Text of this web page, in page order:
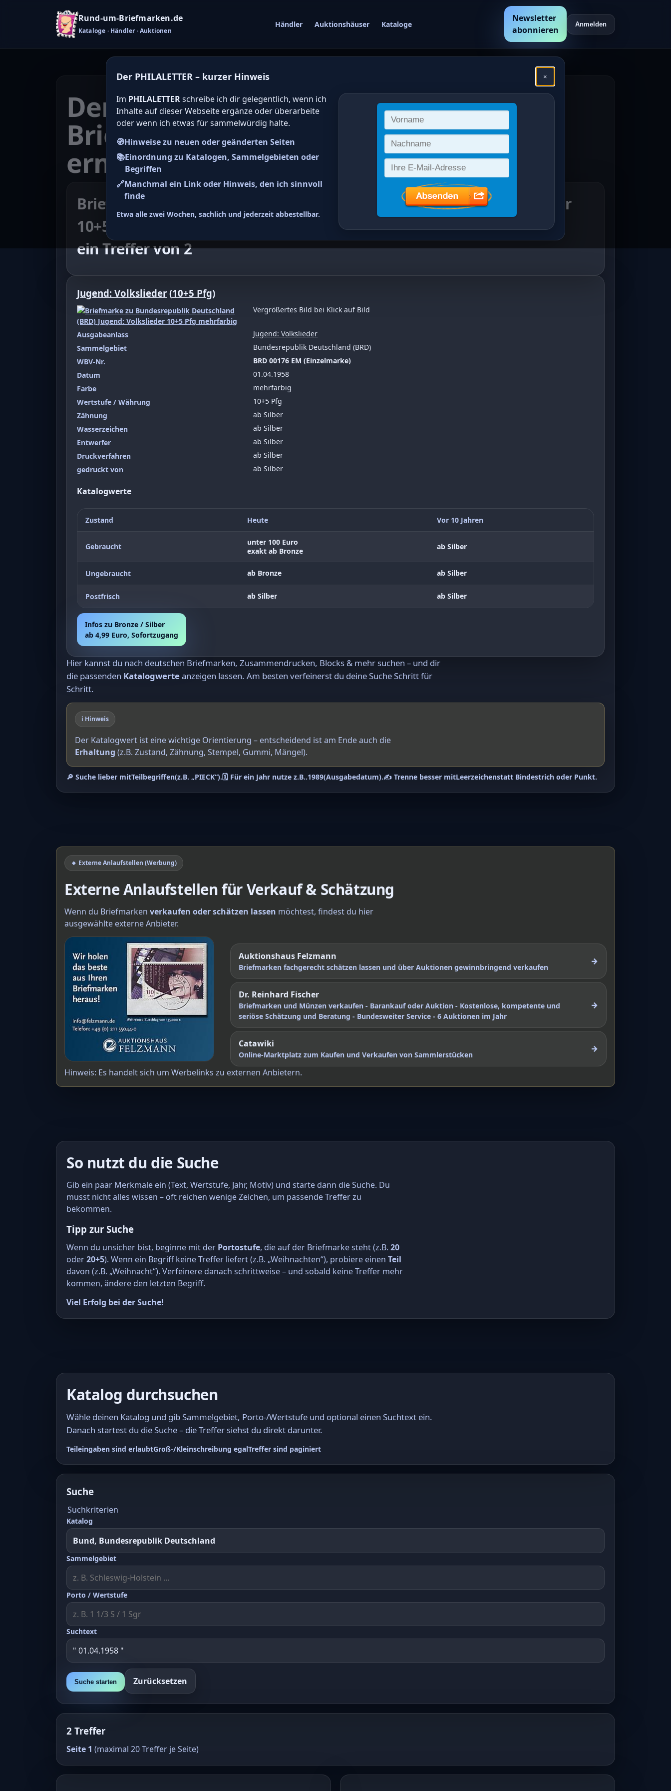
Rund-um-Briefmarken.de
Kataloge · Händler · Auktionen
Händler Auktionshäuser Kataloge
Newsletter
abonnieren
Anmelden
Der PHILALETTER – kurzer Hinweis ×
Im PHILALETTERschreibe ich dir gelegentlich, wenn ich
Inhalte auf dieser Webseite ergänze oder überarbeite
oder wenn ich etwas für sammelwürdig halte.
🧭Hinweise zu neuen oder geänderten Seiten
📚Einordnung zu Katalogen, Sammelgebieten oder
Begriffen
🔗Manchmal ein Link oder Hinweis, den ich sinnvoll
finde
Etwa alle zwei Wochen, sachlich und jederzeit abbestellbar.
Den Katalogwert von deutschen
Briefmarken online bestimmen /
ermitteln
Briefmarke zu Bundesrepublik Deutschland (BRD) Jugend: Volkslieder
10+5 Pfg mehrfarbig
ein Treffer von 2
Jugend: Volkslieder (10+5 Pfg)
Vergrößertes Bild bei Klick auf Bild
Ausgabeanlass
Jugend: Volkslieder
Sammelgebiet
Bundesrepublik Deutschland (BRD)
WBV-Nr.
BRD 00176 EM (Einzelmarke)
Datum
01.04.1958
Farbe
mehrfarbig
Wertstufe / Währung
10+5 Pfg
Zähnung
ab Silber
Wasserzeichen
ab Silber
Entwerfer
ab Silber
Druckverfahren
ab Silber
gedruckt von
ab Silber
Katalogwerte
Zustand Heute Vor 10 Jahren
Gebraucht
unter 100 Euro
exakt ab Bronze
ab Silber
Ungebraucht ab Bronze ab Silber
Postfrisch ab Silber ab Silber
Infos zu Bronze / Silber
ab 4,99 Euro, Sofortzugang
Hier kannst du nach deutschen Briefmarken, Zusammendrucken, Blocks & mehr suchen – und dir
die passenden Katalogwerteanzeigen lassen. Am besten verfeinerst du deine Suche Schritt für
Schritt.
ℹ️ Hinweis
Der Katalogwert ist eine wichtige Orientierung – entscheidend ist am Ende auch die
Erhaltung (z.B. Zustand, Zähnung, Stempel, Gummi, Mängel).
🔎 Suche lieber mitTeilbegriffen(z.B. „PIECK“).🗓️ Für ein Jahr nutze z.B..1989(Ausgabedatum).✍️ Trenne besser mitLeerzeichenstatt Bindestrich oder Punkt.
🔸 Externe Anlaufstellen (Werbung)
Externe Anlaufstellen für Verkauf & Schätzung
Wenn du Briefmarken verkaufen oder schätzen lassen möchtest, findest du hier
ausgewählte externe Anbieter.
Auktionshaus Felzmann
Briefmarken fachgerecht schätzen lassen und über Auktionen gewinnbringend verkaufen
→
Dr. Reinhard Fischer
Briefmarken und Münzen verkaufen - Barankauf oder Auktion - Kostenlose, kompetente und
seriöse Schätzung und Beratung - Bundesweiter Service - 6 Auktionen im Jahr
→
Catawiki
Online-Marktplatz zum Kaufen und Verkaufen von Sammlerstücken
→
Hinweis: Es handelt sich um Werbelinks zu externen Anbietern.
So nutzt du die Suche
Gib ein paar Merkmale ein (Text, Wertstufe, Jahr, Motiv) und starte dann die Suche. Du
musst nicht alles wissen – oft reichen wenige Zeichen, um passende Treffer zu
bekommen.
Tipp zur Suche
Wenn du unsicher bist, beginne mit der Portostufe, die auf der Briefmarke steht (z.B. 20
oder20+5). Wenn ein Begriff keine Treffer liefert (z.B. „Weihnachten“), probiere einen Teil
davon (z.B. „Weihnacht“). Verfeinere danach schrittweise – und sobald keine Treffer mehr
kommen, ändere den letzten Begriff.
Viel Erfolg bei der Suche!
Katalog durchsuchen
Wähle deinen Katalog und gib Sammelgebiet, Porto-/Wertstufe und optional einen Suchtext ein.
Danach startest du die Suche – die Treffer siehst du direkt darunter.
Teileingaben sind erlaubtGroß-/Kleinschreibung egalTreffer sind paginiert
Suche
Suchkriterien
Katalog
Sammelgebiet
Porto / Wertstufe
Suchtext
Suche starten Zurücksetzen
2 Treffer
Seite 1 (maximal 20 Treffer je Seite)